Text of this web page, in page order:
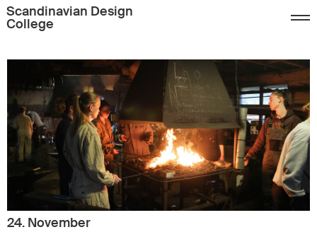
Scandinavian Design
College
24. November